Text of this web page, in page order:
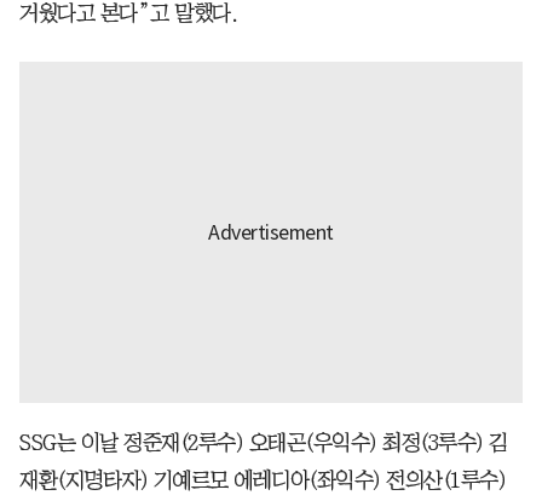
거웠다고 본다”고 말했다.
SSG는 이날 정준재(2루수) 오태곤(우익수) 최정(3루수) 김
재환(지명타자) 기예르모 에레디아(좌익수) 전의산(1루수)